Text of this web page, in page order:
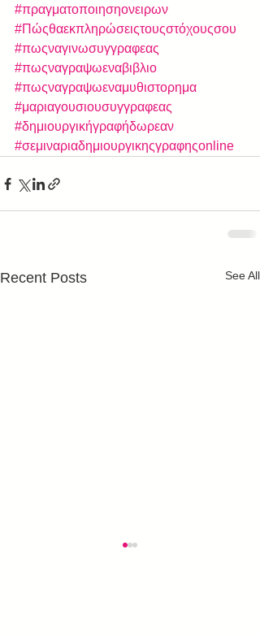
#πραγματοποιησηονειρων
#Πώςθαεκπληρώσειςτουςστόχουςσου
#πωςναγινωσυγγραφεας
#πωςναγραψωεναβιβλιο
#πωςναγραψωεναμυθιστορημα
#μαριαγουσιουσυγγραφεας
#δημιουργικήγραφήδωρεαν
#σεμιναριαδημιουργικηςγραφηςonline
Recent Posts See All